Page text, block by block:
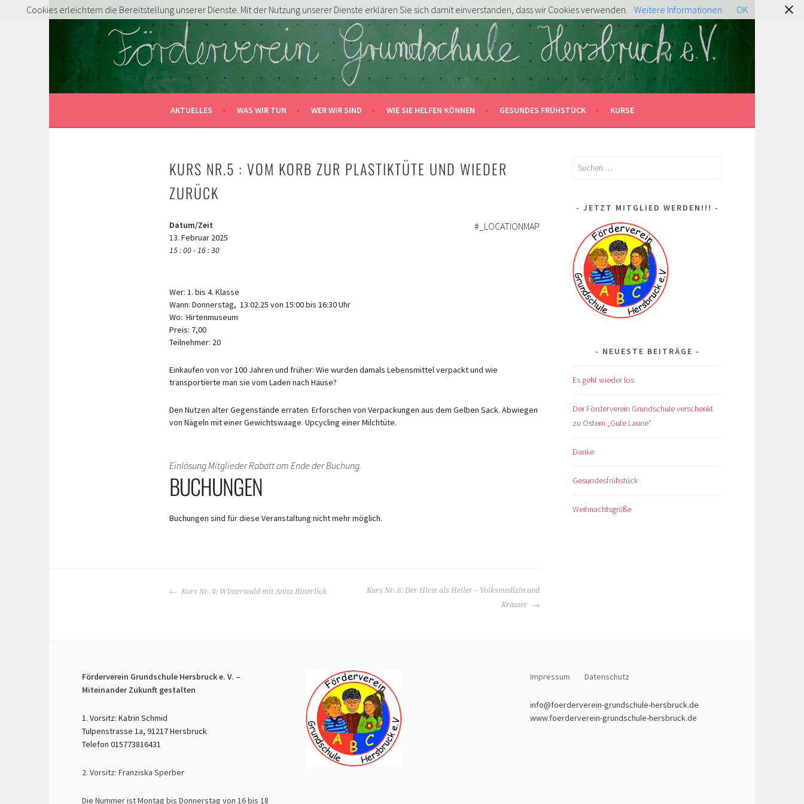
Springe
zum
FÖRDERVEREIN GRUNDSCHULE HERSBRUCK E.V.
MITENTDECKEN … MITLACHEN … MITMACHEN!
AKTUELLES WAS WIR TUN WER WIR SIND WIE SIE HELFEN KÖNNEN GESUNDES FRÜHSTÜCK KURSE
KURS NR.5 : VOM KORB ZUR PLASTIKTÜTE UND WIEDER
ZURÜCK
#_LOCATIONMAP
Datum/Zeit
13. Februar 2025
15 : 00 - 16 : 30
Wer: 1. bis 4. Klasse
Wann: Donnerstag, 13.02.25 von 15:00 bis 16:30 Uhr
Wo: Hirtenmuseum
Preis: 7,00
Teilnehmer: 20
Einkaufen von vor 100 Jahren und früher: Wie wurden damals Lebensmittel verpackt und wie
transportierte man sie vom Laden nach Hause?
Den Nutzen alter Gegenstände erraten. Erforschen von Verpackungen aus dem Gelben Sack. Abwiegen
von Nägeln mit einer Gewichtswaage. Upcycling einer Milchtüte.
Einlösung Mitglieder Rabatt am Ende der Buchung.
BUCHUNGEN
Buchungen sind für diese Veranstaltung nicht mehr möglich.
BEITRAGS-
Kurs Nr. 4: Winterwald mit Anita Bitterlich
Kurs Nr. 8: Der Hirte als Heiler – Volksmedizin und
Kräuter
Suchen
JETZT MITGLIED WERDEN!!!
NEUESTE BEITRÄGE
Es geht wieder los
Der Förderverein Grundschule verschenkt
zu Ostern „Gute Laune“
Danke
Gesundesfrühstück
Weihnachtsgrüße
Förderverein Grundschule Hersbruck e. V. –
Miteinander Zukunft gestalten
1. Vorsitz: Katrin Schmid
Tulpenstrasse 1a, 91217 Hersbruck
Telefon 015773816431
2. Vorsitz: Franziska Sperber
Die Nummer ist Montag bis Donnerstag von 16 bis 18
Impressum Datenschutz
info@foerderverein-grundschule-hersbruck.de
www.foerderverein-grundschule-hersbruck.de
Cookies erleichtern die Bereitstellung unserer Dienste. Mit der Nutzung unserer Dienste erklären Sie sich damit einverstanden, dass wir Cookies verwenden. Weitere Informationen OK